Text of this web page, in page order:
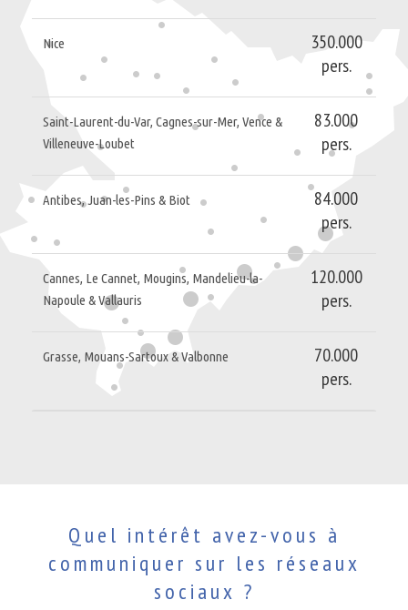
Nice
350.000
pers.
Saint-Laurent-du-Var, Cagnes-sur-Mer, Vence &
Villeneuve-Loubet
83.000
pers.
Antibes, Juan-les-Pins & Biot
84.000
pers.
Cannes, Le Cannet, Mougins, Mandelieu-la-
Napoule & Vallauris
120.000
pers.
Grasse, Mouans-Sartoux & Valbonne
70.000
pers.
Quel intérêt avez-vous à
communiquer sur les réseaux
sociaux ?